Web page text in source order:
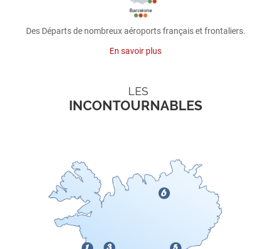
Des Départs de nombreux aéroports français et frontaliers.
En savoir plus
LES
INCONTOURNABLES